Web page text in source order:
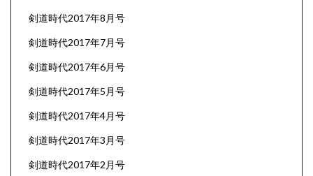
剣道時代2017年8月号
剣道時代2017年7月号
剣道時代2017年6月号
剣道時代2017年5月号
剣道時代2017年4月号
剣道時代2017年3月号
剣道時代2017年2月号